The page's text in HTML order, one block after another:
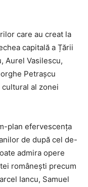
care au creat la
capitală a Țării
Aurel Vasilescu,
Petrașcu
al zonei
plan efervescența
de după cel de-
admira opere
românești precum
Iancu, Samuel